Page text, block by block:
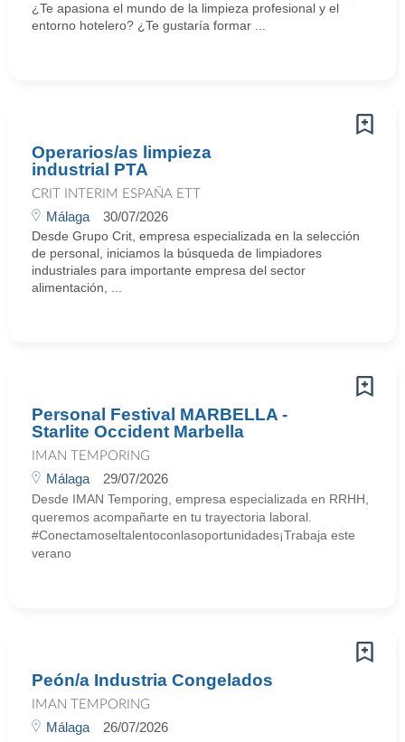
¿Te apasiona el mundo de la limpieza profesional y el
entorno hotelero? ¿Te gustaría formar ...
Operarios/as limpieza
industrial PTA
CRIT INTERIM ESPAÑA ETT
Málaga 30/07/2026
Desde Grupo Crit, empresa especializada en la selección
de personal, iniciamos la búsqueda de limpiadores
industriales para importante empresa del sector
alimentación, ...
Personal Festival MARBELLA -
Starlite Occident Marbella
IMAN TEMPORING
Málaga 29/07/2026
Desde IMAN Temporing, empresa especializada en RRHH,
queremos acompañarte en tu trayectoria laboral.
#Conectamoseltalentoconlasoportunidades¡Trabaja este
verano
Peón/a Industria Congelados
IMAN TEMPORING
Málaga 26/07/2026